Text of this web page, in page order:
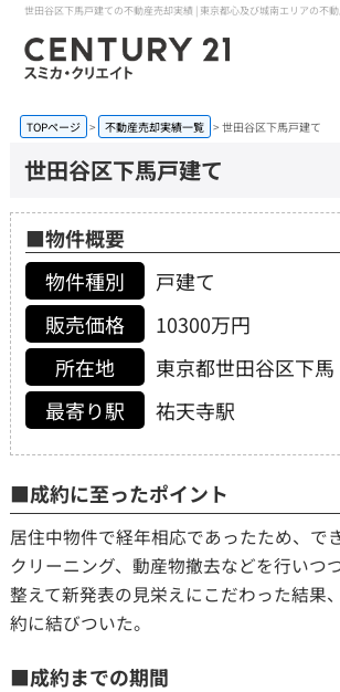
ホーム
当社について
売りたい
採用情報
会員メニュー
個人情報保護の取扱い 会員
TOPページ 不動産売却実績一覧 世田谷区下馬戸建て
世田谷区下馬戸建て
■物件概要
物件種別
戸建て
販売価格
10300万円
所在地
東京都世田谷区下馬
最寄り駅
祐天寺駅
■成約に至ったポイント
居住中物件で経年相応であったため、で
クリーニング、動産物撤去などを行いつ
整えて新発表の見栄えにこだわった結果
約に結びついた。
■成約までの期間